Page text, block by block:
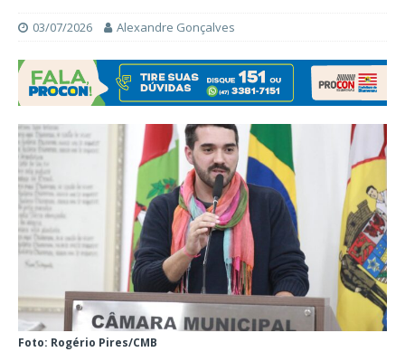
03/07/2026 Alexandre Gonçalves
Foto: Rogério Pires/CMB